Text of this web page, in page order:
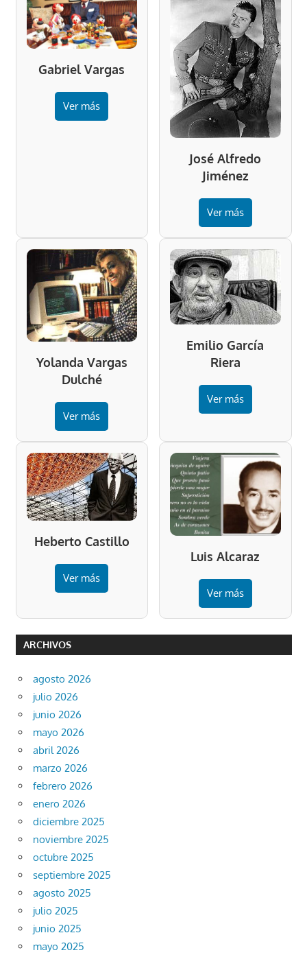
Gabriel Vargas
Ver más
José Alfredo
Jiménez
Ver más
Yolanda Vargas
Dulché
Ver más
Emilio García
Riera
Ver más
Heberto Castillo
Ver más
Luis Alcaraz
Ver más
ARCHIVOS
agosto 2026
julio 2026
junio 2026
mayo 2026
abril 2026
marzo 2026
febrero 2026
enero 2026
diciembre 2025
noviembre 2025
octubre 2025
septiembre 2025
agosto 2025
julio 2025
junio 2025
mayo 2025